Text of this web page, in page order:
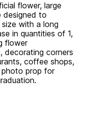
flower, large
designed to
with a long
in quantities of 1,
flower
decorating corners
coffee shops,
prop for